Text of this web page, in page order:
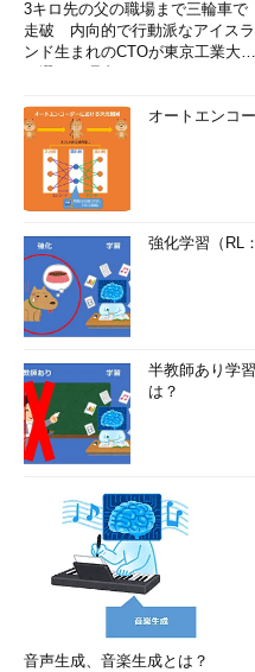
3キロ先の父の職場まで三輪車で
走破 内向的で行動派なアイスラ
ンド生まれのCTOが東京工業大学
オートエンコ
強化学習（RL
半教師あり学
は？
音声生成、音楽生成とは？